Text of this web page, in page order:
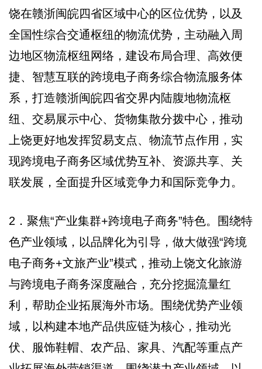
饶在赣浙闽皖四省区域中心的区位优势，以及
全国性综合交通枢纽的物流优势，主动融入周
边地区物流枢纽网络，建设布局合理、高效便
捷、智慧互联的跨境电子商务综合物流服务体
系，打造赣浙闽皖四省交界内陆腹地物流枢
纽、交易展示中心、货物集散分拨中心，推动
上饶更好地发挥贸易支点、物流节点作用，实
现跨境电子商务区域优势互补、资源共享、关
联发展，全面提升区域竞争力和国际竞争力。
2．聚焦“产业集群+跨境电子商务”特色。围绕特
色产业领域，以品牌化为引导，做大做强“跨境
电子商务+文旅产业”模式，推动上饶文化旅游
与跨境电子商务深度融合，充分挖掘流量红
利，帮助企业拓展海外市场。围绕优势产业领
域，以构建本地产品供应链为核心，推动光
伏、服饰鞋帽、农产品、家具、汽配等重点产